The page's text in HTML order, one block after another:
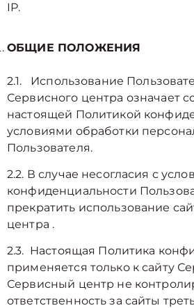
IP.
ОБЩИЕ ПОЛОЖЕНИЯ
2.1. Использование
Сервисного центра означает
настоящей Политикой
условиями обработки
Пользователя.
2.2. В случае несогласия с
конфиденциальности
прекратить использование
центра .
2.3. Настоящая Политика
применяется только к сайту
Сервисный центр не
ответственность за сайты